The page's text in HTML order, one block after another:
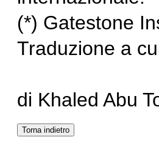
(*) Gatestone
Traduzione a
di Khaled Abu